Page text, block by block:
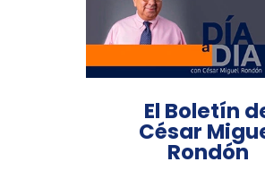
El Boletín
César
Rondón